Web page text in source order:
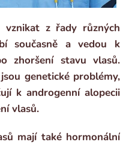
z řady různých
současně a vedou k
zhoršení stavu vlasů.
genetické problémy,
k androgenní alopecii
vlasů.
mají také hormonální